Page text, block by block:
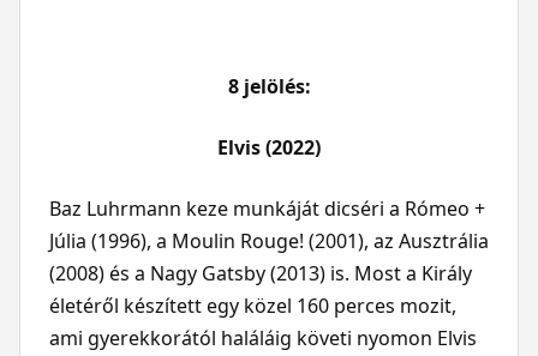
8 jelölés:
Elvis (2022)
Baz Luhrmann keze munkáját dicséri a Rómeo +
Júlia (1996), a Moulin Rouge! (2001), az Ausztrália
(2008) és a Nagy Gatsby (2013) is. Most a Király
életéről készített egy közel 160 perces mozit,
ami gyerekkorától haláláig követi nyomon Elvis